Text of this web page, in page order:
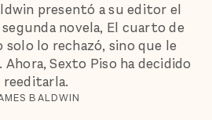
presentó a su editor el
novela, El cuarto de
solo lo rechazó, sino que le
Sexto Piso ha decidido
reeditarla.
BALDWIN